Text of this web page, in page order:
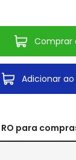
Comprar
Adicionar
para